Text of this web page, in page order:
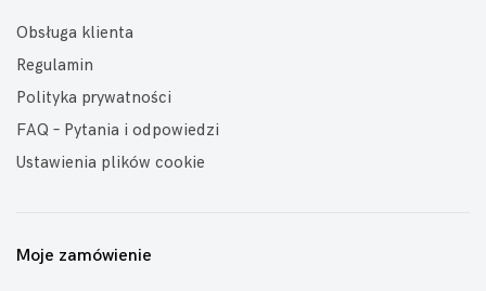
Obsługa klienta
Regulamin
Polityka prywatności
FAQ – Pytania i odpowiedzi
Ustawienia plików cookie
Moje zamówienie